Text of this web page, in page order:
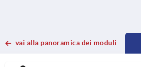
vai alla panoramica dei moduli